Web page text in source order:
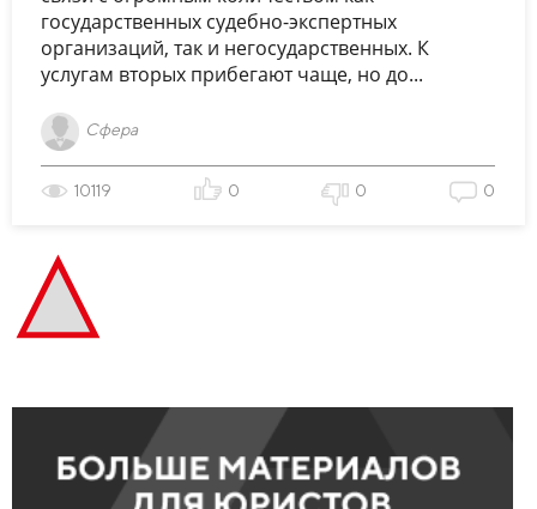
государственных судебно-экспертных
организаций, так и негосударственных. К
услугам вторых прибегают чаще, но до...
Сфера
10119 0 0 0